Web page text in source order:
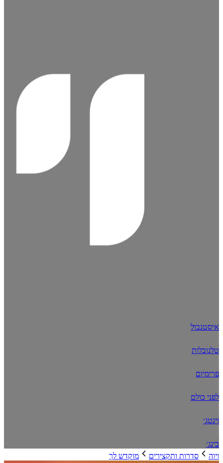
איסטנבול
טלנובלות
פרימיום
לפני כולם
וינטג׳
בינג׳
ויוה
סדרות ותקצירים מוקדש לך